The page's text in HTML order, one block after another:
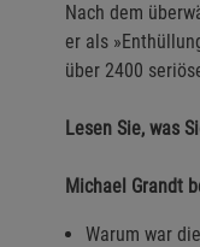
Nach dem
er als
über 2400
Lesen Sie, was
Michael Grandt
Warum war